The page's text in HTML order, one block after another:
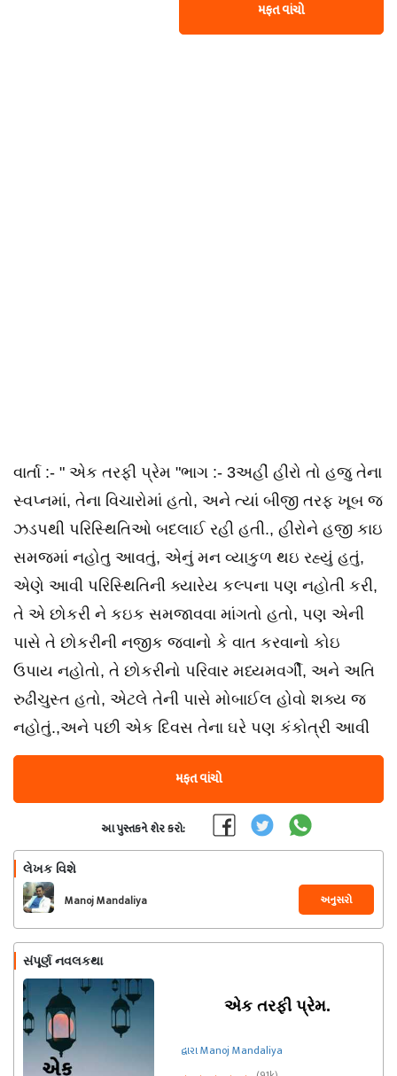
મફત વાંચો
વાર્તા :- " એક તરફી પ્રેમ "ભાગ :- 3અહીં હીરો તો હજુ તેના
સ્વપ્નમાં, તેના વિચારોમાં હતો, અને ત્યાં બીજી તરફ ખૂબ જ
ઝડપથી પરિસ્થિતિઓ બદલાઈ રહી હતી., હીરોને હજી કાઇ
સમજમાં નહોતુ આવતું, એનું મન વ્યાકુળ થઇ રહ્યું હતું,
એણે આવી પરિસ્થિતિની ક્યારેય કલ્પના પણ નહોતી કરી,
તે એ છોકરી ને કઇક સમજાવવા માંગતો હતો, પણ એની
પાસે તે છોકરીની નજીક જવાનો કે વાત કરવાનો કોઇ
ઉપાય નહોતો, તે છોકરીનો પરિવાર મધ્યમવર્ગી, અને અતિ
રુઢીચુસ્ત હતો, એટલે તેની પાસે મોબાઈલ હોવો શક્ય જ
નહોતું.,અને પછી એક દિવસ તેના ઘરે પણ કંકોત્રી આવી
મફત વાંચો
આ પુસ્તકને શેર કરો:
લેખક વિશે
Manoj Mandaliya અનુસરો
સંપૂર્ણ નવલકથા
એક તરફી પ્રેમ.
દ્વારા Manoj Mandaliya